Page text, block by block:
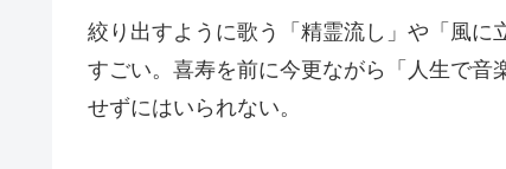
絞り出すように歌う「精霊流し」や「風
すごい。喜寿を前に今更ながら「人生で
せずにはいられない。